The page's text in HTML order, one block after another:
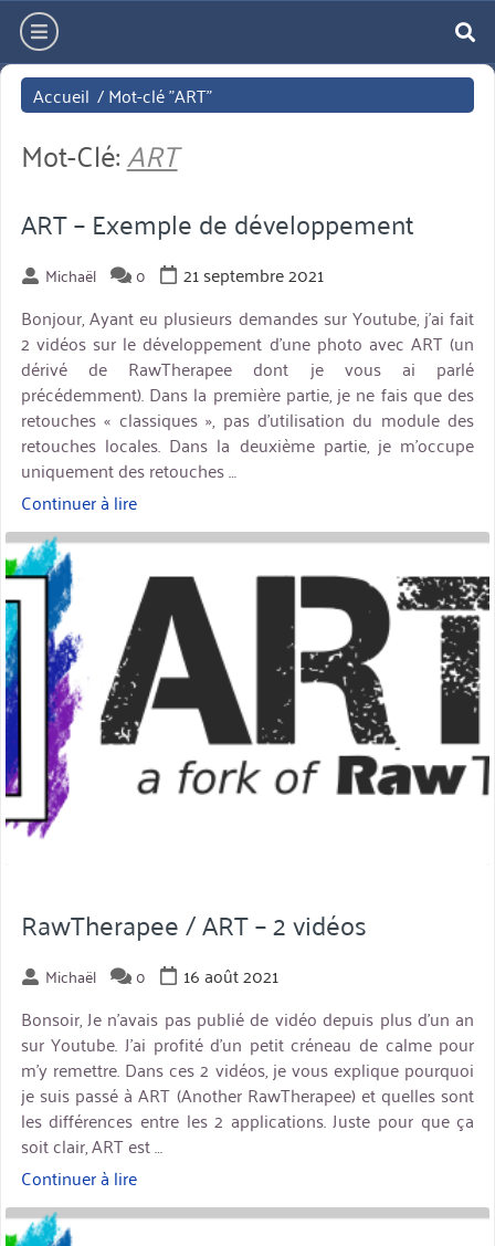
Aller
directement
au
contenu
hamburger
Accueil /Mot-clé "ART"
Mot-Clé:ART
ART – Exemple de développement
Michaël 0
21 septembre 2021
Bonjour, Ayant eu plusieurs demandes sur Youtube, j’ai fait
2 vidéos sur le développement d’une photo avec ART (un
dérivé de RawTherapee dont je vous ai parlé
précédemment). Dans la première partie, je ne fais que des
retouches « classiques », pas d’utilisation du module des
retouches locales. Dans la deuxième partie, je m’occupe
uniquement des retouches …
Continuer à lire« ART
–
Exemple
de
développement »
miniature
RawTherapee / ART – 2 vidéos
Michaël 0
16 août 2021
Bonsoir, Je n’avais pas publié de vidéo depuis plus d’un an
sur Youtube. J’ai profité d’un petit créneau de calme pour
m’y remettre. Dans ces 2 vidéos, je vous explique pourquoi
je suis passé à ART (Another RawTherapee) et quelles sont
les différences entre les 2 applications. Juste pour que ça
soit clair, ART est …
Continuer à lire« RawTherapee
/
ART
miniature